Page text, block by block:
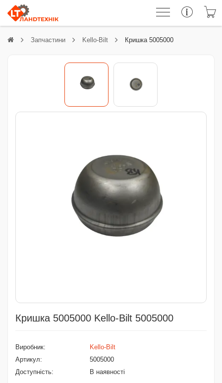
Запчастини Kello-Bilt Кришка 5005000
Кришка 5005000 Kello-Bilt 5005000
Виробник:
Kello-Bilt
Артикул:
5005000
Доступність:
В наявності